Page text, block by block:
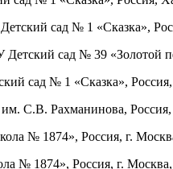
сад № 1 «Сказка»,
сад № 39 «Золотой
сад № 1 «Сказка»,
Рахманинова, Россия,
№ 1874», Россия, г.
№ 1874», Россия, г. Москва,